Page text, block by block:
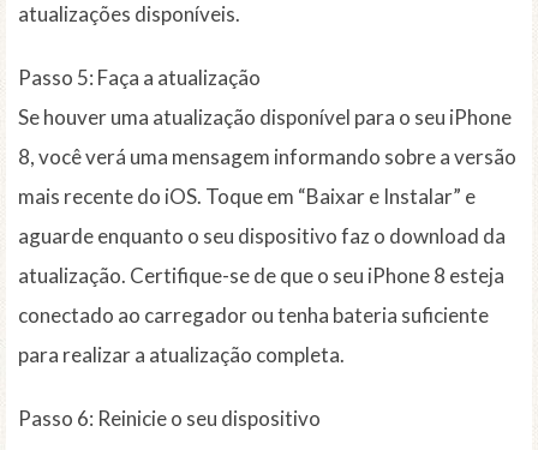
atualizações disponíveis.
Passo 5: Faça a atualização
Se houver uma atualização disponível para o seu iPhone
8, você verá uma mensagem informando sobre a versão
mais recente do iOS. Toque em “Baixar e Instalar” e
aguarde enquanto o seu dispositivo faz o download da
atualização. Certifique-se de que o seu iPhone 8 esteja
conectado ao carregador ou tenha bateria suficiente
para realizar a atualização completa.
Passo 6: Reinicie o seu dispositivo